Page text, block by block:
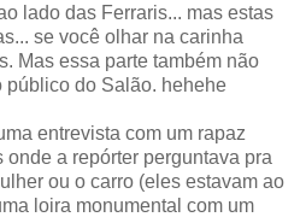
lado das Ferraris... mas estas
se você olhar na carinha
Mas essa parte também não
público do Salão. hehehe
entrevista com um rapaz
a repórter perguntava pra
ou o carro (eles estavam ao
loira monumental com um